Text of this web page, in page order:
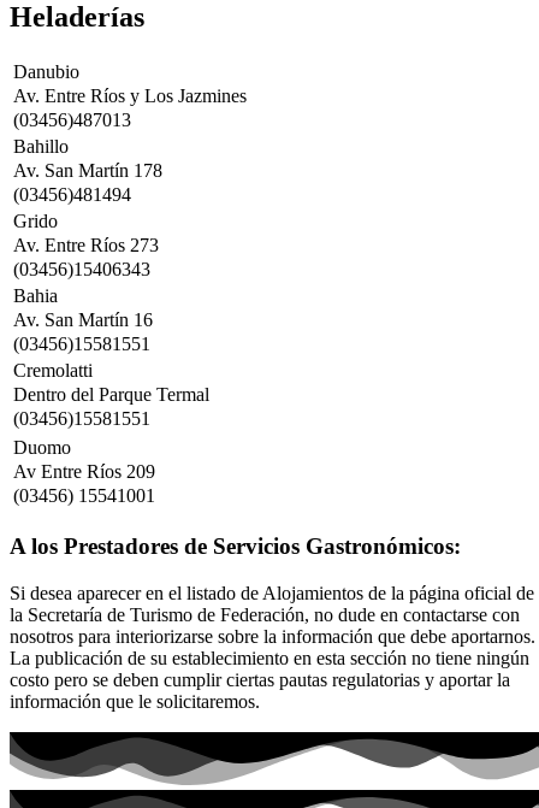
Heladerías
Danubio
Av. Entre Ríos y Los Jazmines
(03456)487013
Bahillo
Av. San Martín 178
(03456)481494
Grido
Av. Entre Ríos 273
(03456)15406343
Bahia
Av. San Martín 16
(03456)15581551
Cremolatti
Dentro del Parque Termal
(03456)15581551
Duomo
Av Entre Ríos 209
(03456) 15541001
A los Prestadores de Servicios Gastronómicos:
Si desea aparecer en el listado de Alojamientos de la página oficial de
la Secretaría de Turismo de Federación, no dude en contactarse con
nosotros para interiorizarse sobre la información que debe aportarnos.
La publicación de su establecimiento en esta sección no tiene ningún
costo pero se deben cumplir ciertas pautas regulatorias y aportar la
información que le solicitaremos.